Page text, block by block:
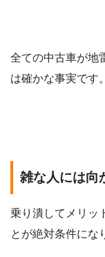
全ての中古車が地
は確かな事実です。
雑な人には向
乗り潰してメリッ
とが絶対条件にな